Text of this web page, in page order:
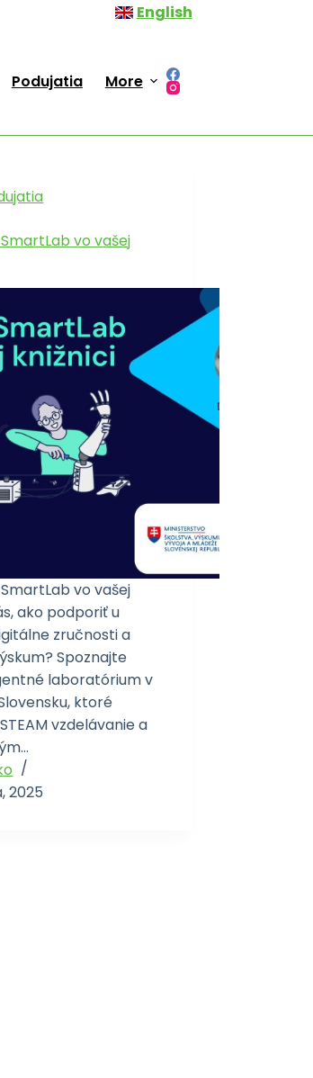
English
Podujatia
More
vo vašej
vo vašej
ako podporiť u
zručnosti a
Spoznajte
laboratórium v
ktoré
vzdelávanie a
2025